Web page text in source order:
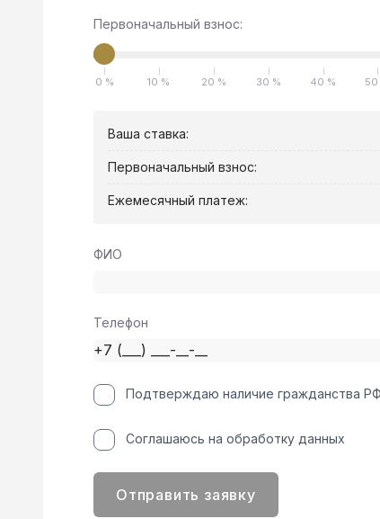
Первоначальный взнос:
0 % 10 % 20 % 30 % 40 % 50
Ваша ставка:
Первоначальный взнос:
Ежемесячный платеж:
ФИО
Телефон
Подтверждаю наличие гражданства РФ
Соглашаюсь на обработку данных
Отправить заявку